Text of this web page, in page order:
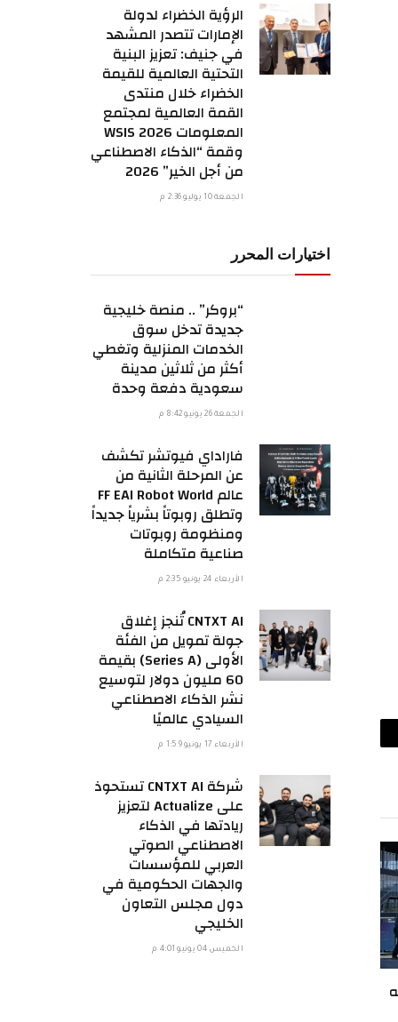
الرؤية الخضراء لدولة
الإمارات تتصدر المشهد
في جنيف: تعزيز البنية
التحتية العالمية للقيمة
الخضراء خلال منتدى
القمة العالمية لمجتمع
المعلومات WSIS 2026
وقمة “الذكاء الاصطناعي
من أجل الخير” 2026
الجمعة 10 يوليو 2:36 م
اختيارات المحرر
“بروكر” .. منصة خليجية
جديدة تدخل سوق
الخدمات المنزلية وتغطي
أكثر من ثلاثين مدينة
سعودية دفعة وحدة
الجمعة 26 يونيو 8:42 م
فاراداي فيوتشر تكشف
عن المرحلة الثانية من
عالم FF EAI Robot World
وتطلق روبوتاً بشرياً جديداً
ومنظومة روبوتات
صناعية متكاملة
الأربعاء 24 يونيو 2:35 م
CNTXT AI تُنجز إغلاق
جولة تمويل من الفئة
الأولى (Series A) بقيمة
60 مليون دولار لتوسيع
نشر الذكاء الاصطناعي
السيادي عالميًا
الأربعاء 17 يونيو 1:59 م
شركة CNTXT AI تستحوذ
على Actualize لتعزيز
ريادتها في الذكاء
الاصطناعي الصوتي
العربي للمؤسسات
والجهات الحكومية في
دول مجلس التعاون
الخليجي
الخميس 04 يونيو 4:01 م